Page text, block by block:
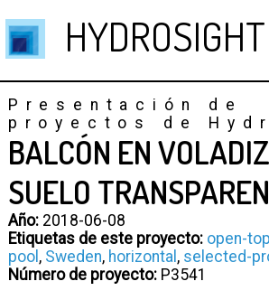
HYDROSIGHT
Presentación de
proyectos de
BALCÓN EN
SUELO
Año:2018-06-08
Etiquetas de este proyecto: open-top
pool , Sweden, horizontal , selected-
Número de proyecto:P3541